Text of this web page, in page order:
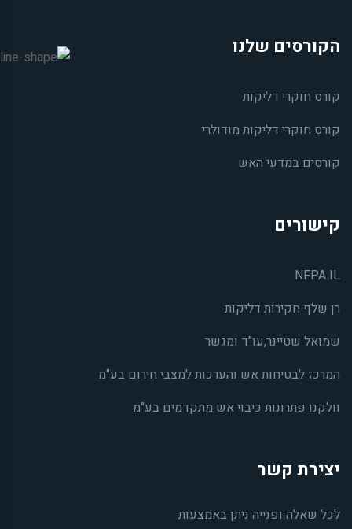
קישורים
NFPA IL
רן שלף חקירות דליקות
שמואל שטיינר,עו"ד ומגשר
המרכז לבטיחות אש והערכות למצבי חירום בע"מ
וולקנו פתרונות כיבוי אש מתקדמים בע"מ
יצירת קשר
לכל שאלה ופנייה ניתן באמצעות
הקורסים שלנו
קורס חוקרי דליקות
קורס חוקרי דליקות מודולרי
קורסים במדעי האש